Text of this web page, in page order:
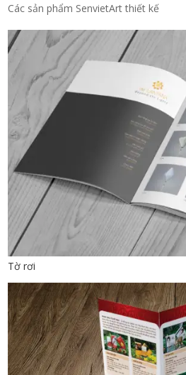
Các sản phẩm SenvietArt thiết kế
Tờ rơi